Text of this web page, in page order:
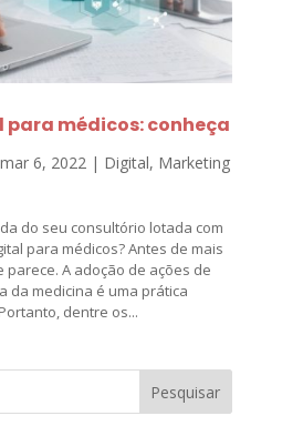
médicos: conheça
mar 6, 2022| Digital, Marketing
do seu consultório lotada com
para médicos? Antes de mais
parece. A adoção de ações de
da medicina é uma prática
dentre os...